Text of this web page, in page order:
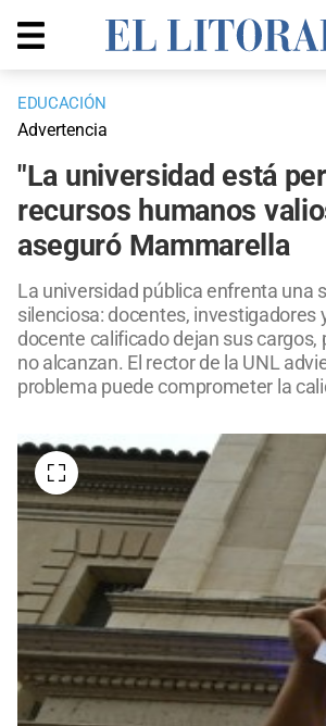
EDUCACIÓN
Advertencia
"La universidad está
recursos humanos
aseguró Mammarella
La universidad pública enfrenta una
silenciosa: docentes, investigadores
docente calificado dejan sus cargos,
no alcanzan. El rector de la UNL
problema puede comprometer la